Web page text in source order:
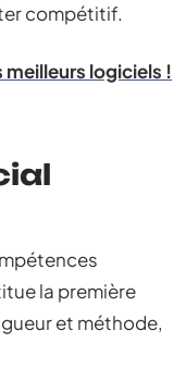
compétitif.
logiciels !
la première
et méthode,